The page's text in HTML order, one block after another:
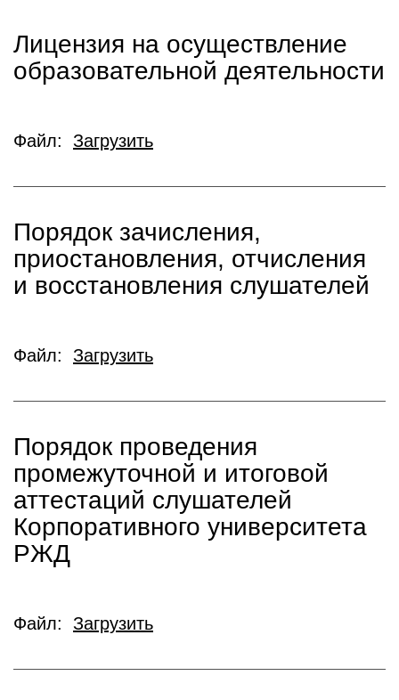
Лицензия на осуществление
образовательной деятельности
Файл: Загрузить
Порядок зачисления,
приостановления, отчисления
и восстановления слушателей
Файл: Загрузить
Порядок проведения
промежуточной и итоговой
аттестаций слушателей
Корпоративного университета
РЖД
Файл: Загрузить